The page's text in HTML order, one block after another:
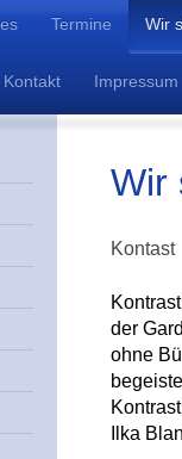
Termine Wir
Kontakt Impressum
Wir
Kontast
der
ohne
Ilka